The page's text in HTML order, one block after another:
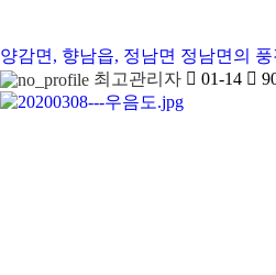
양감면, 향남읍, 정남면 정남면의 풍
최고관리자
01-14